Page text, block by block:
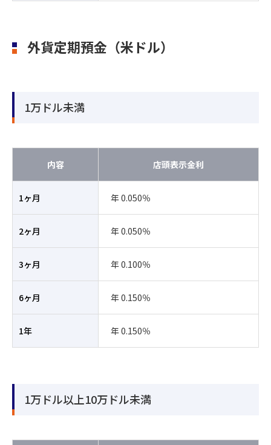
外貨定期預金（米ドル）
1万ドル未満
内容 店頭表示金利
1ヶ月 年 0.050％
2ヶ月 年 0.050％
3ヶ月 年 0.100％
6ヶ月 年 0.150％
1年 年 0.150％
1万ドル以上10万ドル未満